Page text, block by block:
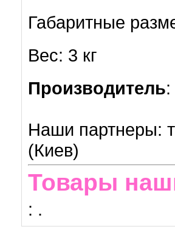
Габаритные
Вес: 3 кг
Производитель
Наши партнеры:
(Киев)
Товары
: .